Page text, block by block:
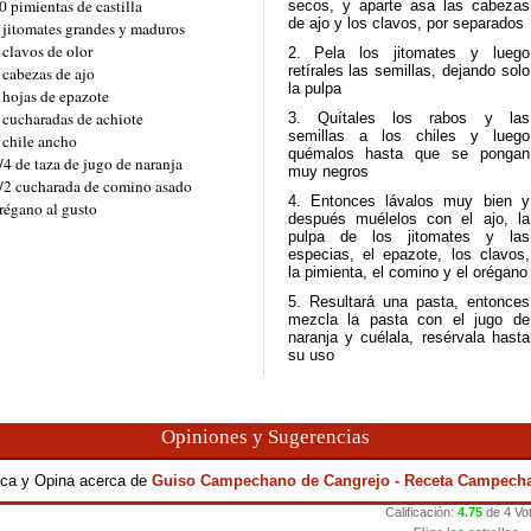
pimientas de castilla
grandes y maduros
de olor
de ajo
de epazote
de achiote
ancho
de taza de jugo de naranja
cucharada de comino asado
al gusto
secos, y aparte asa las cabezas
de ajo y los clavos, por separados
2. Pela los jitomates y luego
retírales las semillas, dejando solo
la pulpa
3. Quítales los rabos y las
semillas a los chiles y luego
quémalos hasta que se pongan
muy negros
4. Entonces lávalos muy bien y
después muélelos con el ajo, la
pulpa de los jitomates y las
especias, el epazote, los clavos,
la pimienta, el comino y el orégano
5. Resultará una pasta, entonces
mezcla la pasta con el jugo de
naranja y cuélala, resérvala hasta
su uso
Opiniones y Sugerencias
y Opina acerca de Guiso Campechano de Cangrejo - Receta